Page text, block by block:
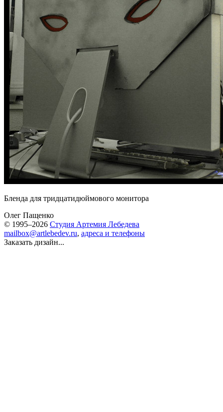
Бленда для тридцатидюймового монитора
Олег Пащенко
© 1995–2026 Студия Артемия Лебедева
mailbox@artlebedev.ru, адреса и телефоны
Заказать дизайн...